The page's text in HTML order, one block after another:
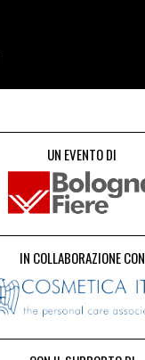
UN EVENTO DI
IN COLLABORAZIONE CON